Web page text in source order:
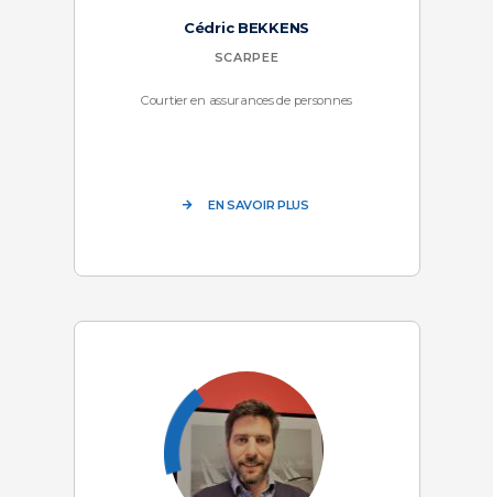
Cédric BEKKENS
SCARPEE
Courtier en assurances de personnes
EN SAVOIR PLUS